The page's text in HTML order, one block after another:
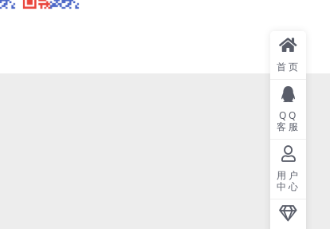
首页
QQ
客服
用户
中心